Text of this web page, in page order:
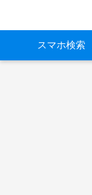
スマホ検索